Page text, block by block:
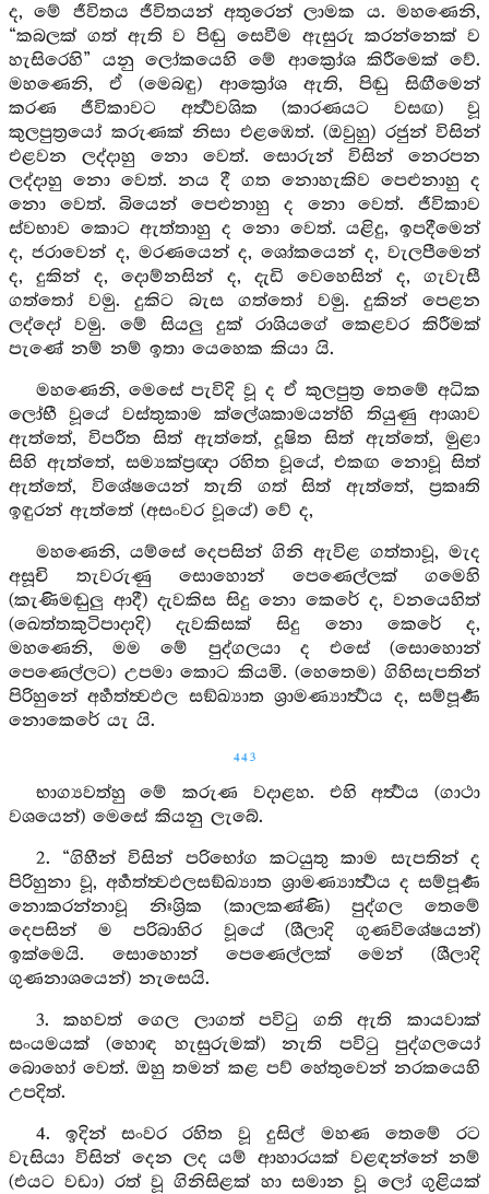
ද, මේ ජීවිතය ජීවිතයන් අතුරෙන් ලාමක ය. මහණෙනි,
“කබලක් ගත් ඇති ව පිඬු සෙවීම ඇසුරු කරන්නෙක් ව
හැසිරෙහි” යනු ලෝකයෙහි මේ ආක්‍රෝශ කිරීමෙක් වේ.
මහණෙනි, ඒ (මෙබඳු) ආක්‍රෝශ ඇති, පිඬු සිඟීමෙන්
කරණ ජීවිකාවට අර්‍ත්‍ථවශික (කාරණයට වසඟ) වූ
කුලපුත්‍රයෝ කරුණක් නිසා එළඹෙත්. (ඔවුහු) රජුන් විසින්
එළවන ලද්දාහු නො වෙත්. සොරුන් විසින් නෙරපන
ලද්දාහු නො වෙත්. නය දී ගත නොහැකිව පෙළුනාහු ද
නො වෙත්. බියෙන් පෙළුනාහු ද නො වෙත්. ජීවිකාව
ස්වභාව කොට ඇත්තාහු ද නො වෙත්. යළිදු, ඉපදීමෙන්
ද, ජරාවෙන් ද, මරණයෙන් ද, ශෝකයෙන් ද, වැලපීමෙන්
ද, දුකින් ද, දොම්නසින් ද, දැඩි වෙහෙසින් ද, ගැවැසී
ගත්තෝ වමු. දුකිට බැස ගත්තෝ වමු. දුකින් පෙළන
ලද්දෝ වමු. මේ සියලු දුක් රාශියගේ කෙළවර කිරීමක්
පැණේ නම් නම් ඉතා යෙහෙක කියා යි.
මහණෙනි, මෙසේ පැවිදි වූ ද ඒ කුලපුත්‍ර තෙමේ අධික
ලෝභී වූයේ වස්තුකාම ක්ලේශකාමයන්හි තියුණු ආශාව
ඇත්තේ, විපරීත සිත් ඇත්තේ, දූෂිත සිත් ඇත්තේ, මුළා
සිහි ඇත්තේ, සම්‍යක්ප්‍රඥා රහිත වූයේ, එකඟ නොවූ සිත්
ඇත්තේ, විශේෂයෙන් තැති ගත් සිත් ඇත්තේ, ප්‍රකෘති
ඉඳුරන් ඇත්තේ (අසංවර වූයේ) වේ ද,
මහණෙනි, යම්සේ දෙපසින් ගිනි ඇවිළ ගත්තාවූ, මැද
අසූචි තැවරුණු සොහොන් පෙණෙල්ලක් ගමෙහි
(කැණිමඬුලු ආදී) දැවකිස සිදු නො කෙරේ ද, වනයෙහිත්
(ඛෙත්තකුටිපාදාදි) දැවකිසක් සිදු නො කෙරේ ද,
මහණෙනි, මම මේ පුද්ගලයා ද එසේ (සොහොන්
පෙණෙල්ලට) උපමා කොට කියමි. (හෙතෙම) ගිහිසැපතින්
පිරිහුනේ අර්‍හත්ත්‍වඵල සඞ්ඛ්‍යාත ශ්‍රාමණ්‍යාර්‍ත්‍ථය ද, සම්පූර්‍ණ
නොකෙරේ යැ යි.
443
භාග්‍යවත්හු මේ කරුණ වදාළහ. එහි අර්‍ත්‍ථය (ගාථා
වශයෙන්) මෙසේ කියනු ලැබේ.
2. “ගිහීන් විසින් පරිභෝග කටයුතු කාම සැපතින් ද
පිරිහුනා වූ, අර්‍හත්ත්‍වඵලසඞ්ඛ්‍යාත ශ්‍රාමණ්‍යාර්‍ත්‍ථය ද සම්පූර්‍ණ
නොකරන්නාවූ නිඃශ්‍රික (කාලකණ්ණි) පුද්ගල තෙමේ
දෙපසින් ම පරිබාහිර වූයේ (ශීලාදි ගුණවිශේෂයන්)
ඉක්මෙයි. සොහොන් පෙණෙල්ලක් මෙන් (ශීලාදි
ගුණනාශයෙන්) නැසෙයි.
3. කහවත් ගෙල ලාගත් පවිටු ගති ඇති කායවාක්
සංයමයක් (හොඳ හැසුරුමක්) නැති පවිටු පුද්ගලයෝ
බොහෝ වෙත්. ඔහු තමන් කළ පව් හේතුවෙන් නරකයෙහි
උපදිත්.
4. ඉදින් සංවර රහිත වූ දුසිල් මහණ තෙමේ රට
වැසියා විසින් දෙන ලද යම් ආහාරයක් වළඳන්නේ නම්
(එයට වඩා) රත් වූ ගිනිසිළක් හා සමාන වූ ලෝ ගුළියක්